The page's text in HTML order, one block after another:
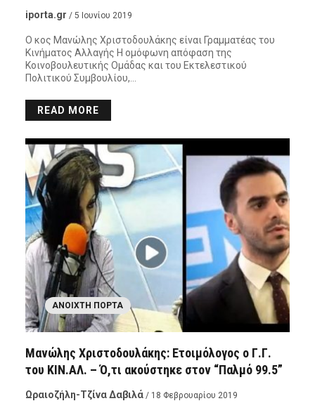
iporta.gr / 5 Ιουνίου 2019
Ο κος Μανώλης Χριστοδουλάκης είναι Γραμματέας του
Κινήματος Αλλαγής Η ομόφωνη απόφαση της
Κοινοβουλευτικής Ομάδας και του Εκτελεστικού
Πολιτικού Συμβουλίου,…
READ MORE
ΑΝΟΙΧΤΉ ΠΌΡΤΑ
Μανώλης Χριστοδουλάκης: Ετοιμόλογος ο Γ.Γ.
του ΚΙΝ.ΑΛ. – Ό,τι ακούστηκε στον “Παλμό 99.5”
Ωραιοζήλη-Τζίνα Δαβιλά / 18 Φεβρουαρίου 2019